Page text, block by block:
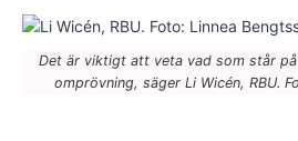
Det är viktigt att veta vad som står
omprövning, säger Li Wicén, RBU.